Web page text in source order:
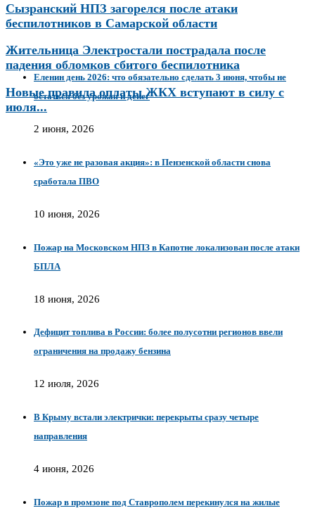
Сызранский НПЗ загорелся после атаки
беспилотников в Самарской области
Жительница Электростали пострадала после
падения обломков сбитого беспилотника
Новые правила оплаты ЖКХ вступают в силу с
июля...
Еленин день 2026: что обязательно сделать 3 июня, чтобы не
остаться без урожая и денег
2 июня, 2026
«Это уже не разовая акция»: в Пензенской области снова
сработала ПВО
10 июня, 2026
Пожар на Московском НПЗ в Капотне локализован после атаки
БПЛА
18 июня, 2026
Дефицит топлива в России: более полусотни регионов ввели
ограничения на продажу бензина
12 июля, 2026
В Крыму встали электрички: перекрыты сразу четыре
направления
4 июня, 2026
Пожар в промзоне под Ставрополем перекинулся на жилые